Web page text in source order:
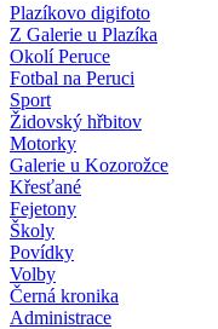
Plazíkovo digifoto
Z Galerie u Plazíka
Okolí Peruce
Fotbal na Peruci
Sport
Židovský hřbitov
Motorky
Galerie u Kozorožce
Křesťané
Fejetony
Školy
Povídky
Volby
Černá kronika
Administrace